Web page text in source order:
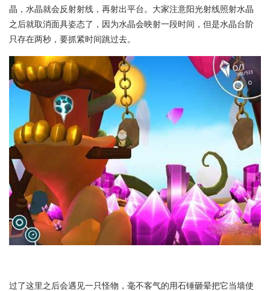
晶，水晶就会反射射线，再射出平台。大家注意阳光射线照射水晶
之后就取消面具姿态了，因为水晶会映射一段时间，但是水晶台阶
只存在两秒，要抓紧时间跳过去。
过了这里之后会遇见一只怪物，毫不客气的用石锤砸晕把它当墙使